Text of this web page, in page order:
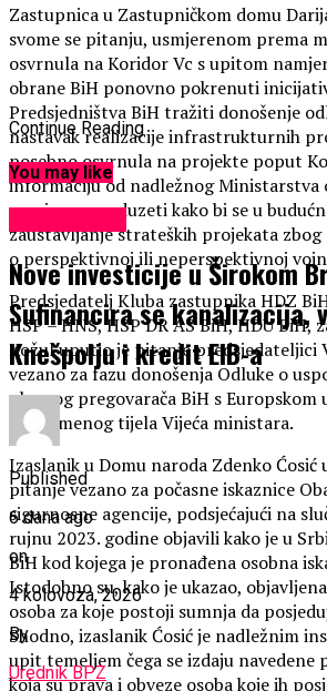
Zastupnica u Zastupničkom domu
svome se pitanju, usmjerenom prema
osvrnula na Koridor Vc s upitom
obrane BiH ponovno pokrenuti
Predsjedništva BiH tražiti donošenje
nastavak realizacije infrastrukturnih
posebno osvrnula na projekte poput
informaciju od nadležnog Ministarstva
namjerava poduzeti kako bi se u
zaustavljanje strateških projekata zbog
o perspektivnoj ili neperspektivnoj
Predsjedatelj Kluba zastupnika HDZ
HSP – HNS, HSP DR AS BiH, HDU BiH,
Kožul uputio je pitanje predsjedateljici
vezano za fazu donošenja Odluke o
glavnog pregovarača BiH s Europskom
privremenog tijela Vijeća ministara.
Izaslanik u Domu naroda Zdenko Ćosić
pitanje vezano za počasne iskaznice
sigurnosne agencije, podsjećajući na
rujnu 2023. godine objavili kako je u
BiH kod kojega je pronađena osobna
Istodobno su, kako je ukazao,
osoba za koje postoji sumnja da
Shodno, izaslanik Ćosić je nadležnim
upit temeljem čega se izdaju navedene
koja su prava i obveze osoba koje ih
Continue Reading
You may like
Nove investicije u Širokom
Sufinancira se kanalizacija,
Knešpolju i kredit EIB-a
Published
6 dana ago
on
4 kolovoza, 2026
By
Urednik BPZ